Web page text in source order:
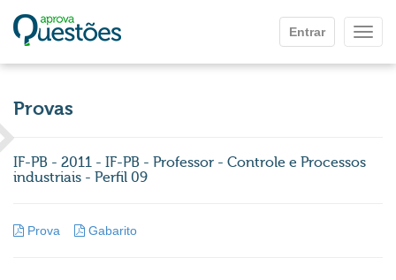
Entrar
Provas
IF-PB - 2011 - IF-PB - Professor - Controle e Processos
industriais - Perfil 09
Prova Gabarito